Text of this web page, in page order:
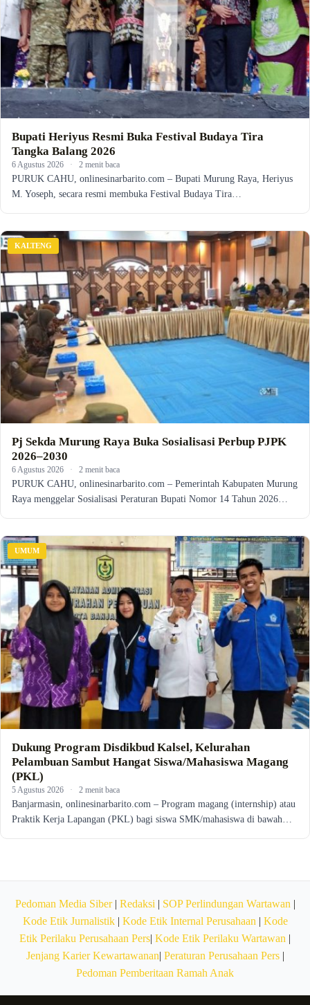
Bupati Heriyus Resmi Buka Festival Budaya Tira
Tangka Balang 2026
6 Agustus 2026 · 2 menit baca
PURUK CAHU, onlinesinarbarito.com – Bupati Murung Raya, Heriyus
M. Yoseph, secara resmi membuka Festival Budaya Tira…
KALTENG
Pj Sekda Murung Raya Buka Sosialisasi Perbup PJPK
2026–2030
6 Agustus 2026 · 2 menit baca
PURUK CAHU, onlinesinarbarito.com – Pemerintah Kabupaten Murung
Raya menggelar Sosialisasi Peraturan Bupati Nomor 14 Tahun 2026…
UMUM
Dukung Program Disdikbud Kalsel, Kelurahan
Pelambuan Sambut Hangat Siswa/Mahasiswa Magang
(PKL)
5 Agustus 2026 · 2 menit baca
Banjarmasin, onlinesinarbarito.com – Program magang (internship) atau
Praktik Kerja Lapangan (PKL) bagi siswa SMK/mahasiswa di bawah…
Pedoman Media Siber| Redaksi | SOP Perlindungan Wartawan |
Kode Etik Jurnalistik| Kode Etik Internal Perusahaan | Kode
Etik Perilaku Perusahaan Pers| Kode Etik Perilaku Wartawan |
Jenjang Karier Kewartawanan| Peraturan Perusahaan Pers|
Pedoman Pemberitaan Ramah Anak